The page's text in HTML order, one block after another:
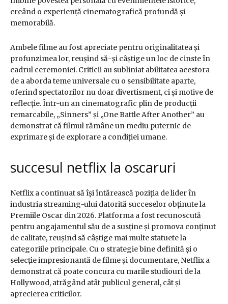
creând o experiență cinematografică profundă și
memorabilă.
Ambele filme au fost apreciate pentru originalitatea și
profunzimea lor, reușind să-și câștige un loc de cinste în
cadrul ceremoniei. Criticii au subliniat abilitatea acestora
de a aborda teme universale cu o sensibilitate aparte,
oferind spectatorilor nu doar divertisment, ci și motive de
reflecție. Într-un an cinematografic plin de producții
remarcabile, „Sinners” și „One Battle After Another” au
demonstrat că filmul rămâne un mediu puternic de
exprimare și de explorare a condiției umane.
succesul netflix la oscaruri
Netflix a continuat să își întărească poziția de lider în
industria streaming-ului datorită succeselor obținute la
Premiile Oscar din 2026. Platforma a fost recunoscută
pentru angajamentul său de a susține și promova conținut
de calitate, reușind să câștige mai multe statuete la
categoriile principale. Cu o strategie bine definită și o
selecție impresionantă de filme și documentare, Netflix a
demonstrat că poate concura cu marile studiouri de la
Hollywood, atrăgând atât publicul general, cât și
aprecierea criticilor.